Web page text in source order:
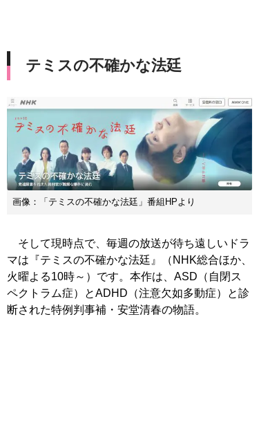
テミスの不確かな法廷
画像：「テミスの不確かな法廷」番組HPより
そして現時点で、毎週の放送が待ち遠しいドラ
マは『テミスの不確かな法廷』（NHK総合ほか、
火曜よる10時～）です。本作は、ASD（自閉ス
ペクトラム症）とADHD（注意欠如多動症）と診
断された特例判事補・安堂清春の物語。